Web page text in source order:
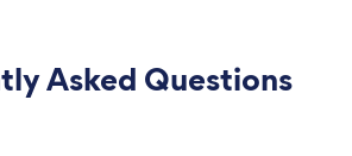
Asked Questions